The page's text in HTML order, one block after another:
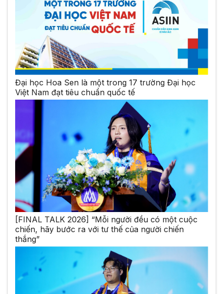
Đại học Hoa Sen là một trong 17 trường Đại học
Việt Nam đạt tiêu chuẩn quốc tế
[FINAL TALK 2026] “Mỗi người đều có một cuộc
chiến, hãy bước ra với tư thế của người chiến
thắng”